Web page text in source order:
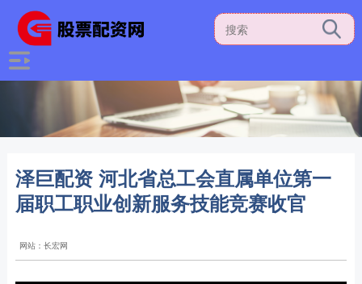
泽巨配资 河北省总工会直属单位第一
届职工职业创新服务技能竞赛收官
网站：长宏网